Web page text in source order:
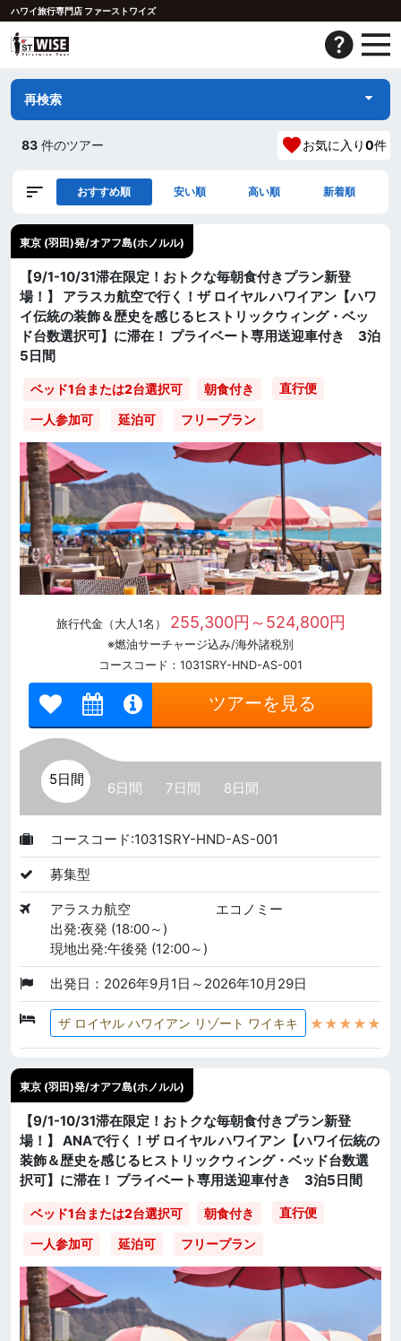
ハワイ旅行専門店 ファーストワイズ
再検索
83 件のツアー お気に入り0件
おすすめ順 安い順 高い順 新着順
東京 (羽田)発/オアフ島(ホノルル)
【9/1-10/31滞在限定！おトクな毎朝食付きプラン新登
場！】 アラスカ航空で行く！ザ ロイヤル ハワイアン【ハワ
イ伝統の装飾＆歴史を感じるヒストリックウィング・ベッ
ド台数選択可】に滞在！ プライベート専用送迎車付き 3泊
5日間
ベッド1台または2台選択可 朝食付き 直行便
一人参加可 延泊可 フリープラン
旅行代金（大人1名） 255,300円～524,800円
※燃油サーチャージ込み/海外諸税別
コースコード：1031SRY-HND-AS-001
ツアーを見る
5日間
6日間 7日間 8日間
コースコード:1031SRY-HND-AS-001
募集型
アラスカ航空
エコノミー
出発:夜発 (18:00～)
現地出発:午後発 (12:00～)
出発日：2026年9月1日～2026年10月29日
ザ ロイヤル ハワイアン リゾート ワイキキ ★★★★★
東京 (羽田)発/オアフ島(ホノルル)
【9/1-10/31滞在限定！おトクな毎朝食付きプラン新登
場！】 ANAで行く！ザ ロイヤル ハワイアン【ハワイ伝統の
装飾＆歴史を感じるヒストリックウィング・ベッド台数選
択可】に滞在！ プライベート専用送迎車付き 3泊5日間
ベッド1台または2台選択可 朝食付き 直行便
一人参加可 延泊可 フリープラン